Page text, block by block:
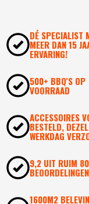
DÉ SPECIALIST
MEER DAN 15
ERVARING!
500+ BBQ'S OP
VOORRAAD
ACCESSOIRES
BESTELD,
WERKDAG
9,2 UIT RUIM
BEOORDELINGEN
1600M2